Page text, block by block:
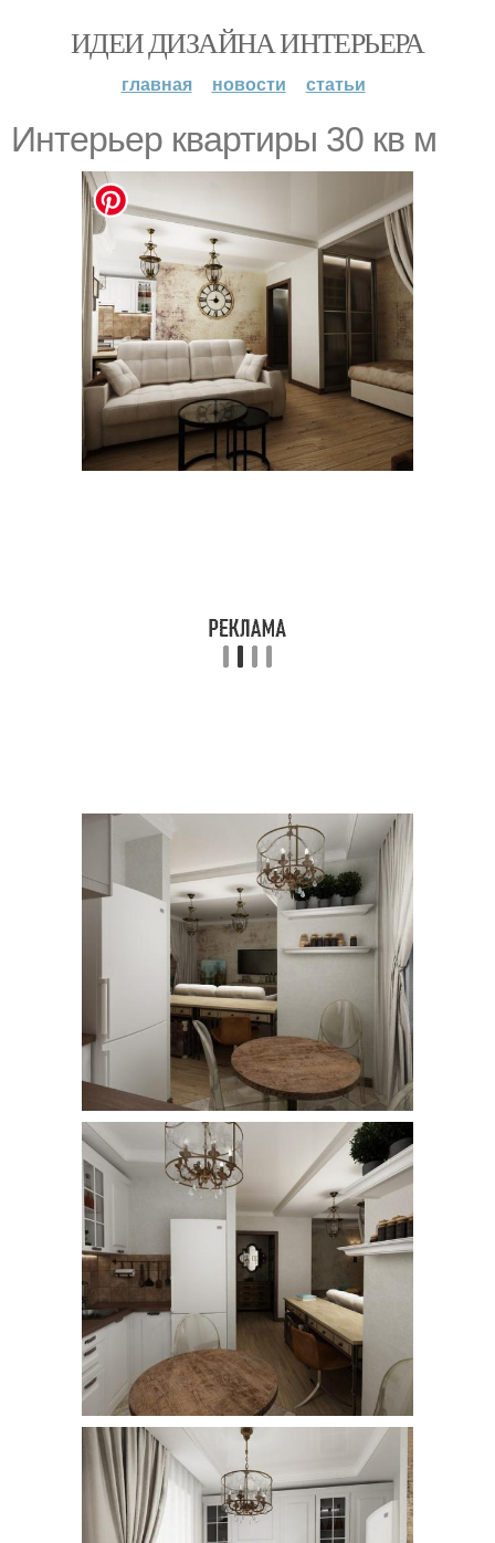
ИДЕИ ДИЗАЙНА ИНТЕРЬЕРА
главная новости статьи
Интeрьep квартиры 30 кв м